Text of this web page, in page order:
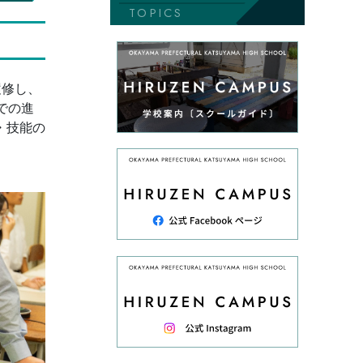
し、
の進
技能の
TOPICS